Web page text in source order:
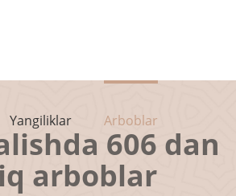
Yangiliklar Arboblar
606 dan
arboblar